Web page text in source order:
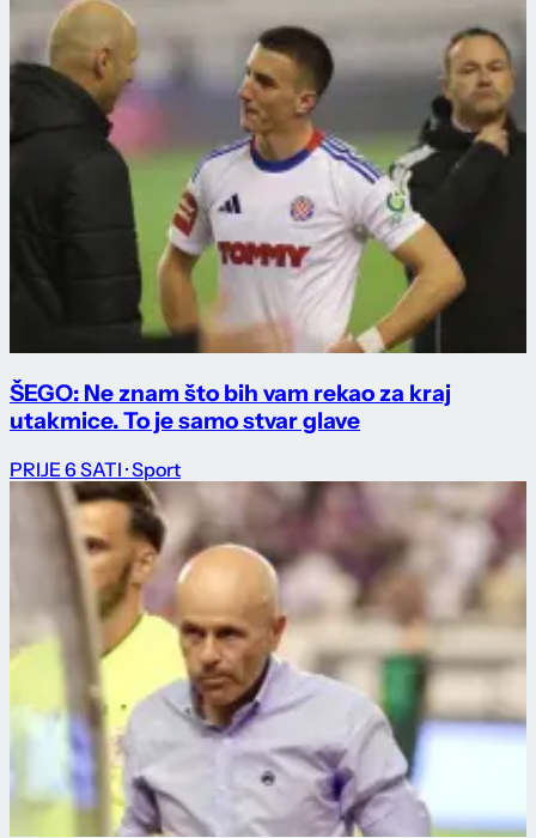
ŠEGO: Ne znam što bih vam rekao za kraj
utakmice. To je samo stvar glave
PRIJE 6 SATI · Sport